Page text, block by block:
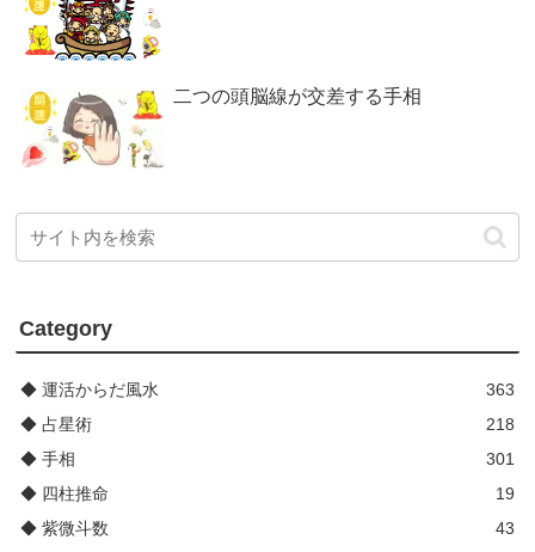
二つの頭脳線が交差する手相
Category
◆ 運活からだ風水
363
◆ 占星術
218
◆ 手相
301
◆ 四柱推命
19
◆ 紫微斗数
43